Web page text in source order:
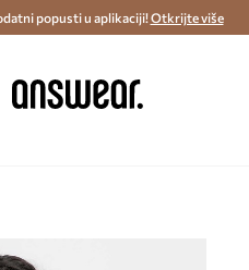
Dostava u roku 48 sati >
popusti u aplikaciji!Otkrijte više